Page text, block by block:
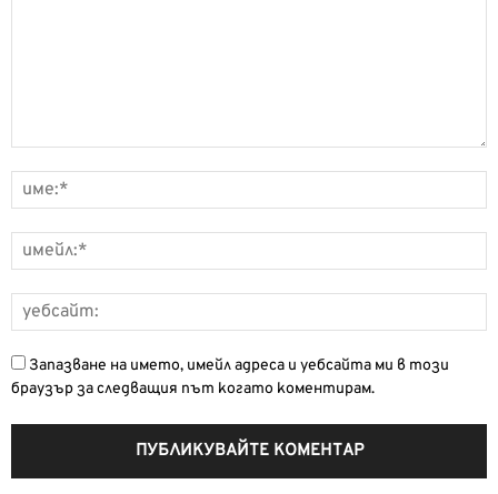
Запазване на името, имейл адреса и уебсайта ми в този
браузър за следващия път когато коментирам.